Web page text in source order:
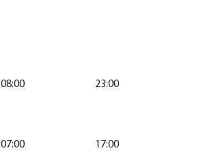
08:00 23:00
07:00 17:00